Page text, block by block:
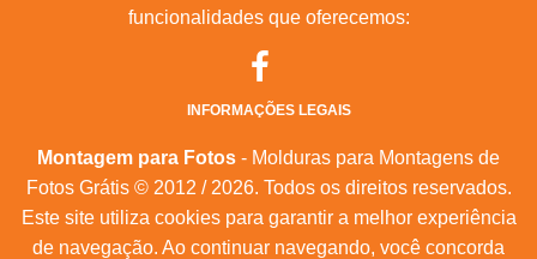
funcionalidades que oferecemos:
INFORMAÇÕES LEGAIS
Montagem para Fotos - Molduras para Montagens de
Fotos Grátis © 2012 / 2026. Todos os direitos reservados.
Este site utiliza cookies para garantir a melhor experiência
de navegação. Ao continuar navegando, você concorda